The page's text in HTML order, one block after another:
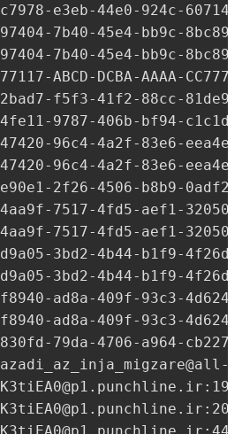
e3eb-44e0-924c-
7b40-45e4-bb9c-
7b40-45e4-bb9c-
ABCD-DCBA-AAAA-
f5f3-41f2-88cc-
9787-406b-bf94-
96c4-4a2f-83e6-
96c4-4a2f-83e6-
2f26-4506-b8b9-
7517-4fd5-aef1-
7517-4fd5-aef1-
3bd2-4b44-b1f9-
3bd2-4b44-b1f9-
ad8a-409f-93c3-
ad8a-409f-93c3-
79da-4706-a964-